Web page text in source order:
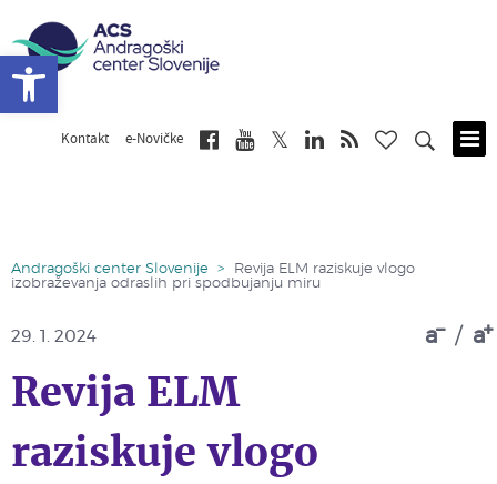
Kontakt e-Novičke
Andragoški center Slovenije >
Revija ELM raziskuje vlogo
izobraževanja odraslih pri spodbujanju miru
a / a
29. 1. 2024
Revija ELM
raziskuje vlogo
Open toolbar